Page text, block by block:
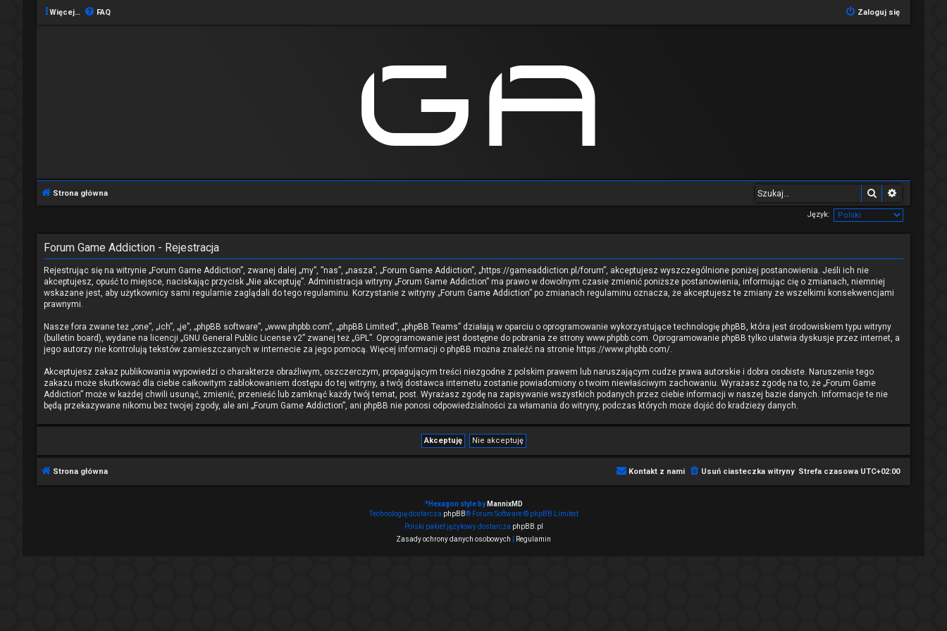
Więcej… FAQ Zaloguj się
Strona główna Szukaj
Język:
Forum Game Addiction - Rejestracja
Rejestrując się na witrynie „Forum Game Addiction”, zwanej dalej „my”, ”nas”, „nasza”, „Forum Game Addiction”, „https://gameaddiction.pl/forum”, akceptujesz wyszczególnione poniżej postanowienia. Jeśli ich nie
akceptujesz, opuść to miejsce, naciskając przycisk „Nie akceptuję”. Administracja witryny „Forum Game Addiction” ma prawo w dowolnym czasie zmienić poniższe postanowienia, informując cię o zmianach, niemniej
wskazane jest, aby użytkownicy sami regularnie zaglądali do tego regulaminu. Korzystanie z witryny „Forum Game Addiction” po zmianach regulaminu oznacza, że akceptujesz te zmiany ze wszelkimi konsekwencjami
prawnymi.
Nasze fora zwane też „one”, „ich”, „je”, „phpBB software”, „www.phpbb.com”, „phpBB Limited”, „phpBB Teams” działają w oparciu o oprogramowanie wykorzystujące technologię phpBB, która jest środowiskiem typu witryny
(bulletin board), wydane na licencji „GNU General Public License v2” zwanej też „GPL”. Oprogramowanie jest dostępne do pobrania ze strony www.phpbb.com . Oprogramowanie phpBB tylko ułatwia dyskusje przez internet, a
jego autorzy nie kontrolują tekstów zamieszczanych w internecie za jego pomocą. Więcej informacji o phpBB można znaleźć na stronie https://www.phpbb.com/
Akceptujesz zakaz publikowania wypowiedzi o charakterze obraźliwym, oszczerczym, propagującym treści niezgodne z polskim prawem lub naruszającym cudze prawa autorskie i dobra osobiste. Naruszenie tego
zakazu może skutkować dla ciebie całkowitym zablokowaniem dostępu do tej witryny, a twój dostawca internetu zostanie powiadomiony o twoim niewłaściwym zachowaniu. Wyrażasz zgodę na to, że „Forum Game
Addiction” może w każdej chwili usunąć, zmienić, przenieść lub zamknąć każdy twój temat, post. Wyrażasz zgodę na zapisywanie wszystkich podanych przez ciebie informacji w naszej bazie danych. Informacje te nie
będą przekazywane nikomu bez twojej zgody, ale ani „Forum Game Addiction”, ani phpBB nie ponosi odpowiedzialności za włamania do witryny, podczas których może dojść do kradzieży danych.
Strona główna Strefa czasowa UTC+02:00
Usuń ciasteczka witryny
Kontakt z nami
*Hexagon style by MannixMD
Technologię dostarcza phpBB® Forum Software © phpBB Limited
Polski pakiet językowy dostarcza phpBB.pl
Zasady ochrony danych osobowych
Regulamin